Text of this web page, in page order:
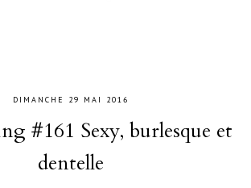
DIMANCHE 29 MAI 2016
#161 Sexy, burlesque et
dentelle